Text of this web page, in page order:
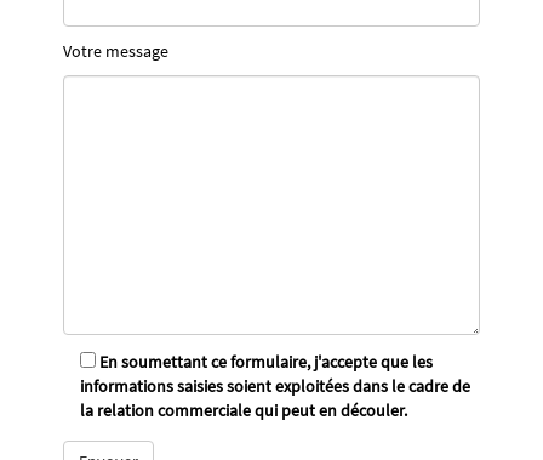
Votre message
En soumettant ce formulaire, j'accepte que les
informations saisies soient exploitées dans le cadre de
la relation commerciale qui peut en découler.